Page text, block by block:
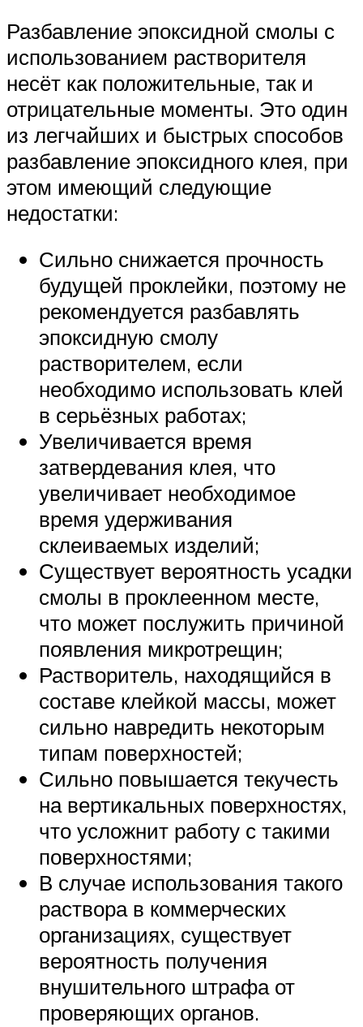
Разбавление эпоксидной смолы с
использованием растворителя
несёт как положительные, так и
отрицательные моменты. Это один
из легчайших и быстрых способов
разбавление эпоксидного клея, при
этом имеющий следующие
недостатки:
Сильно снижается прочность
будущей проклейки, поэтому не
рекомендуется разбавлять
эпоксидную смолу
растворителем, если
необходимо использовать клей
в серьёзных работах;
Увеличивается время
затвердевания клея, что
увеличивает необходимое
время удерживания
склеиваемых изделий;
Существует вероятность усадки
смолы в проклеенном месте,
что может послужить причиной
появления микротрещин;
Растворитель, находящийся в
составе клейкой массы, может
сильно навредить некоторым
типам поверхностей;
Сильно повышается текучесть
на вертикальных поверхностях,
что усложнит работу с такими
поверхностями;
В случае использования такого
раствора в коммерческих
организациях, существует
вероятность получения
внушительного штрафа от
проверяющих органов.